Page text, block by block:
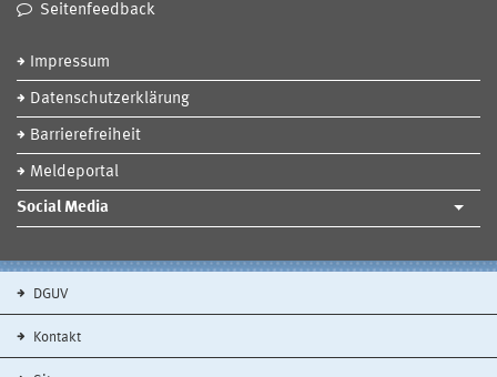
Seitenfeedback
Impressum
Datenschutzerklärung
Barrierefreiheit
Meldeportal
Social Media
DGUV
Kontakt